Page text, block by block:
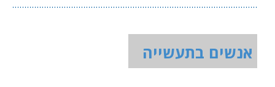
אנשים בתעשייה